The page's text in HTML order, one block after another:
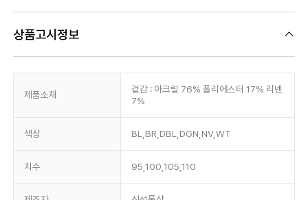
상품고시정보
제품소재
겉감 : 아크릴 76% 폴리에스터 17% 리넨
7%
색상 BL,BR,DBL,DGN,NV,WT
치수 95,100,105,110